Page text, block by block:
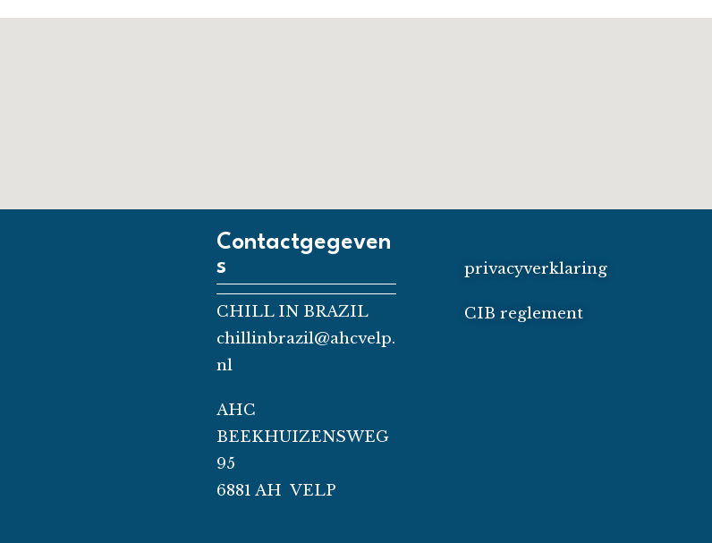
Contactgegeven
s
CHILL IN BRAZIL
chillinbrazil@ahcvelp.
nl
AHC
BEEKHUIZENSWEG
95
6881 AH VELP
privacyverklaring
CIB reglement